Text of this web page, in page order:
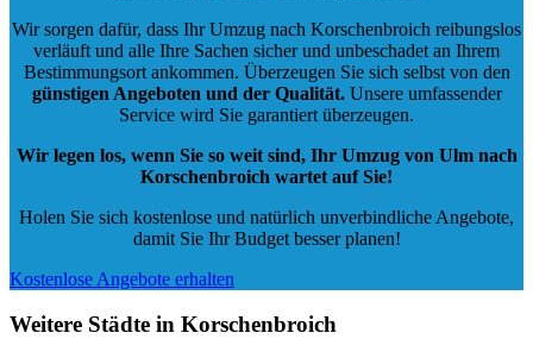
Wir sorgen dafür, dass Ihr Umzug nach Korschenbroich reibungslos
verläuft und alle Ihre Sachen sicher und unbeschadet an Ihrem
Bestimmungsort ankommen. Überzeugen Sie sich selbst von den
günstigen Angeboten und der Qualität.Unsere umfassender
Service wird Sie garantiert überzeugen.
Wir legen los, wenn Sie so weit sind, Ihr Umzug von Ulm nach
Korschenbroich wartet auf Sie!
Holen Sie sich kostenlose und natürlich unverbindliche Angebote,
damit Sie Ihr Budget besser planen!
Kostenlose Angebote erhalten
Weitere Städte in Korschenbroich